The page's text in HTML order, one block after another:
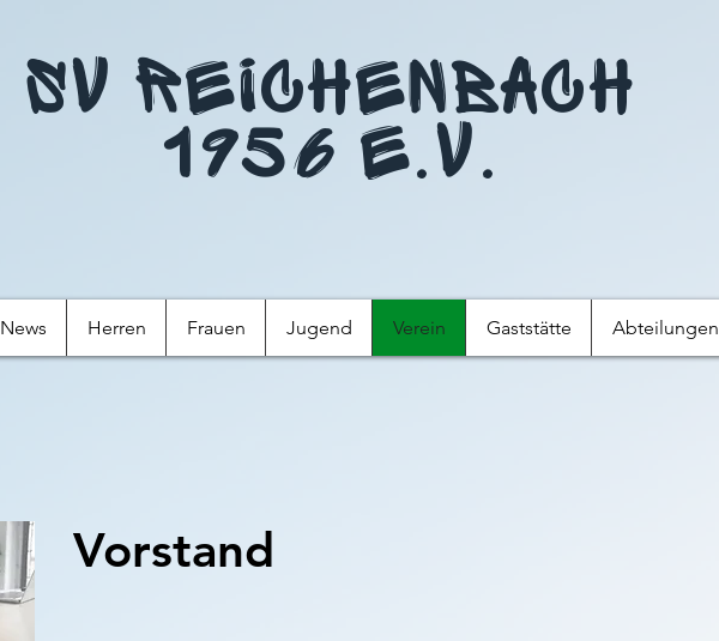
SV Reichenbach
1956 e.V.
News Herren Frauen Jugend Verein Gaststätte Abteilungen
Vorstand